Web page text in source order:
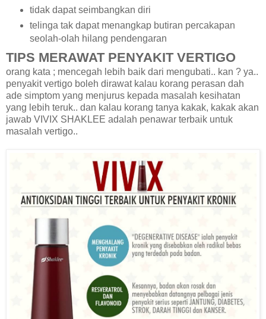
tidak dapat seimbangkan diri
telinga tak dapat menangkap butiran percakapan
seolah-olah hilang pendengaran
TIPS MERAWAT PENYAKIT VERTIGO
orang kata ; mencegah lebih baik dari mengubati.. kan ? ya..
penyakit vertigo boleh dirawat kalau korang perasan dah
ade simptom yang menjurus kepada masalah kesihatan
yang lebih teruk.. dan kalau korang tanya kakak, kakak akan
jawab VIVIX SHAKLEE adalah penawar terbaik untuk
masalah vertigo..